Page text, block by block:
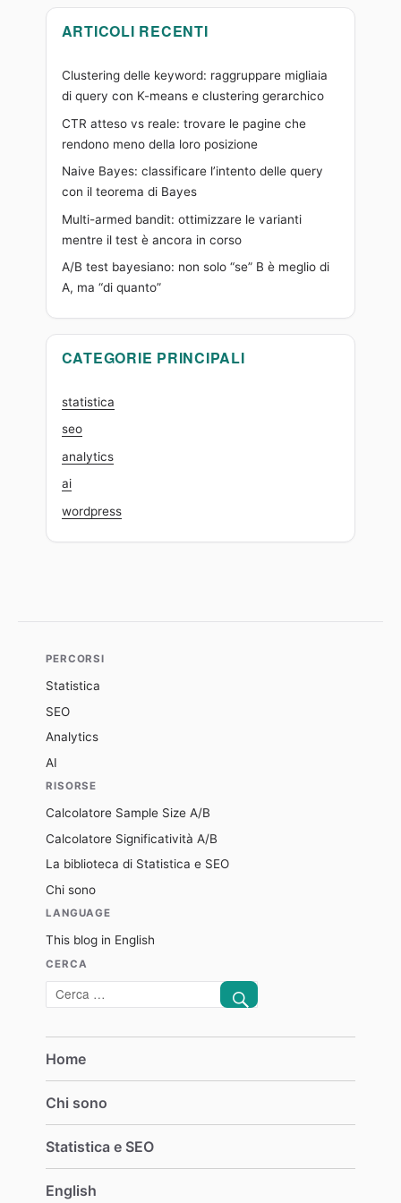
ARTICOLI RECENTI
Clustering delle keyword: raggruppare migliaia
di query con K-means e clustering gerarchico
CTR atteso vs reale: trovare le pagine che
rendono meno della loro posizione
Naive Bayes: classificare l’intento delle query
con il teorema di Bayes
Multi-armed bandit: ottimizzare le varianti
mentre il test è ancora in corso
A/B test bayesiano: non solo “se” B è meglio di
A, ma “di quanto”
CATEGORIE PRINCIPALI
statistica
seo
analytics
ai
wordpress
PERCORSI
Statistica
SEO
Analytics
AI
RISORSE
Calcolatore Sample Size A/B
Calcolatore Significatività A/B
La biblioteca di Statistica e SEO
Chi sono
LANGUAGE
This blog in English
CERCA
Cerca: CERCA
Home
Chi sono
Statistica e SEO
English